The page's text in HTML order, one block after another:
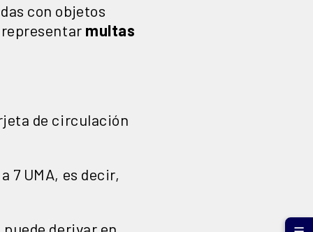
con objetos
multas
de circulación
7 UMA, es decir,
derivar en